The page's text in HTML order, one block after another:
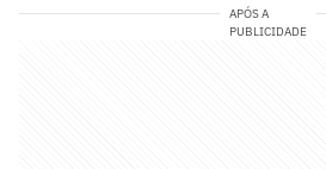
APÓS A
PUBLICIDADE